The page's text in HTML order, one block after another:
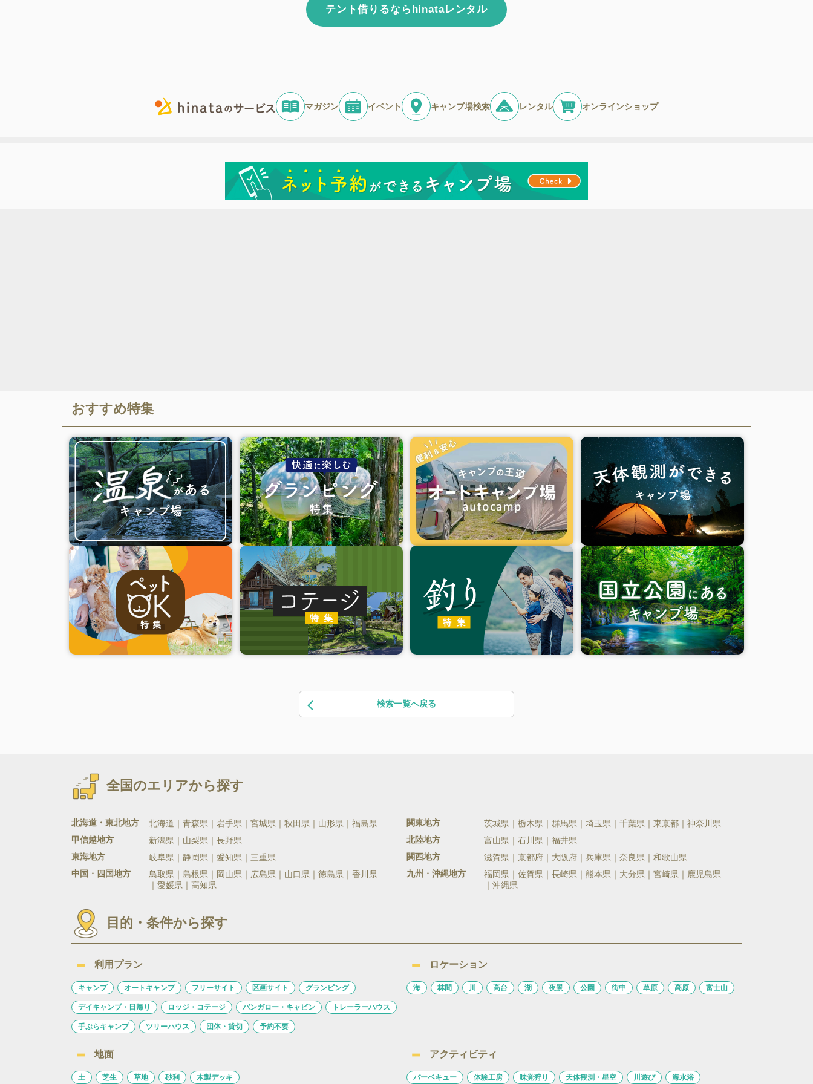
テント借りるならhinataレンタル
マガジン イベント キャンプ場検索 レンタル オンラインショップ
おすすめ特集
検索一覧へ戻る
全国のエリアから探す
北海道・東北地方 北海道 青森県 岩手県 宮城県 秋田県 山形県 福島県 関東地方 茨城県 栃木県 群馬県 埼玉県 千葉県 東京都
神奈川県
甲信越地方
新潟県 山梨県 長野県 北陸地方 富山県 石川県
福井県
東海地方
岐阜県 静岡県 愛知県 三重県 関西地方 滋賀県 京都府 大阪府 兵庫県 奈良県
和歌山県
中国・四国地方
鳥取県 島根県 岡山県 広島県 山口県 徳島県
香川県
愛媛県
高知県
九州・沖縄地方 福岡県 佐賀県 長崎県 熊本県 大分県 宮崎県
鹿児島県
沖縄県
目的・条件から探す
利用プラン
キャンプ オートキャンプ フリーサイト 区画サイト グランピング
デイキャンプ・日帰り ロッジ・コテージ バンガロー・キャビン トレーラーハウス
手ぶらキャンプ ツリーハウス 団体・貸切 予約不要
ロケーション
海 林間 川 高台 湖 夜景 公園 街中 草原 高原 富士山
地面
土 芝生 草地 砂利 木製デッキ
アクティビティ
バーベキュー 体験工房 味覚狩り 天体観測・星空 川遊び 海水浴